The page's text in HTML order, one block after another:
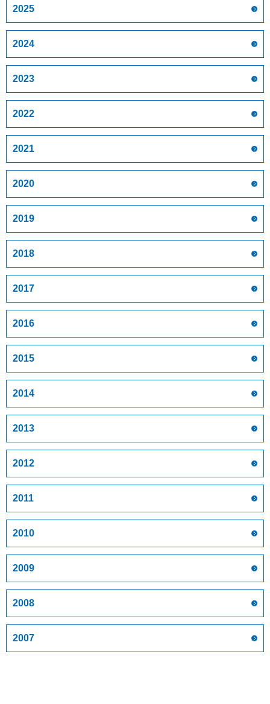
2025
2024
2023
2022
2021
2020
2019
2018
2017
2016
2015
2014
2013
2012
2011
2010
2009
2008
2007